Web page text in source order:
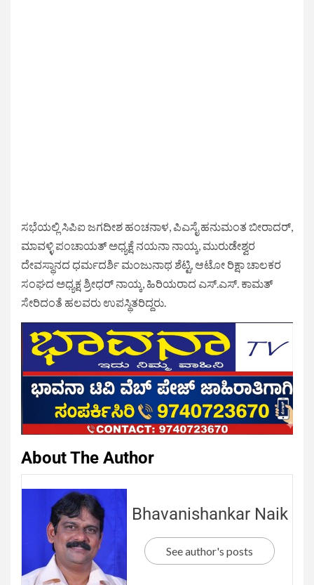
ಸಭೆಯಲ್ಲಿ ಸಿಪಿಐ ಜಗದೀಶ ಹಂಚನಾಳ, ಪಿಎಸೈ ಹನುಮಂತ ಬೀರಾದರ್,
ಮಾವಳ್ಳಿ ಪಂಚಾಯತ್ ಅಧ್ಯಕ್ಷೆ ನಯನಾ ನಾಯ್ಕ, ಮುರುಡೇಶ್ವರ
ದೇವಸ್ಥಾನದ ಧರ್ಮದರ್ಶಿ ಮಂಜುನಾಥ ಶೆಟ್ಟಿ, ಆಟೋ ರಿಕ್ಷಾ ಚಾಲಕರ
ಸಂಘದ ಅಧ್ಯಕ್ಷ ಶ್ರೀಧರ್ ನಾಯ್ಕ, ಹಿರಿಯರಾದ ಎಸ್.ಎಸ್. ಕಾಮತ್
ಸೇರಿದಂತೆ ಹಲವರು ಉಪಸ್ಥಿತರಿದ್ದರು.
About The Author
Bhavanishankar Naik
See author's posts